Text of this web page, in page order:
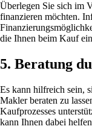
Überlegen Sie sich im
finanzieren möchten.
die Ihnen beim Kauf
5. Beratung
Es kann hilfreich sein,
Makler beraten zu
Kaufprozesses
kann Ihnen dabei